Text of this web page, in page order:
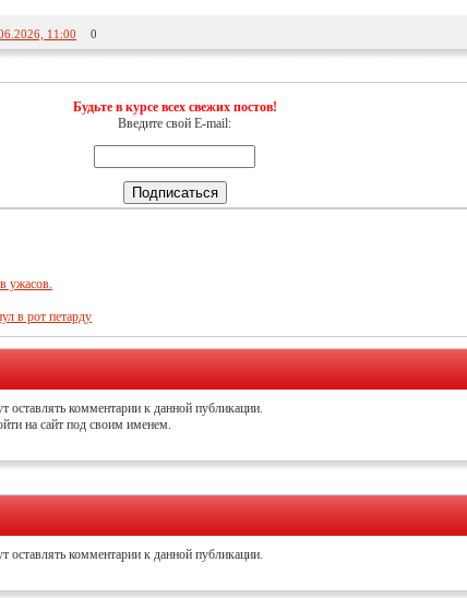
11:00 0
Будьте в курсе всех свежих постов!
Введите свой E-mail:
ужасов.
в рот петарду
оставлять комментарии к данной публикации.
на сайт под своим именем.
оставлять комментарии к данной публикации.